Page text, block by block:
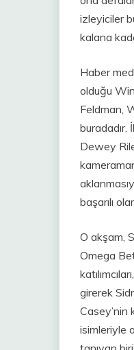
izleyiciler
kalana
Haber
olduğu
Feldman,
Dewey
başarılı
O akşam,
Omega
girerek
Casey’nin
isimleriyle